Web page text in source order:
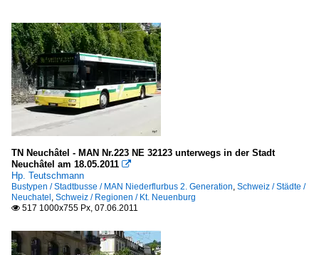
TN Neuchâtel - MAN Nr.223 NE 32123 unterwegs in der Stadt
Neuchâtel am 18.05.2011 
Hp. Teutschmann
Bustypen / Stadtbusse / MAN Niederflurbus 2. Generation, Schweiz / Städte /
Neuchatel , Schweiz / Regionen / Kt. Neuenburg
 517 1000x755 Px, 07.06.2011